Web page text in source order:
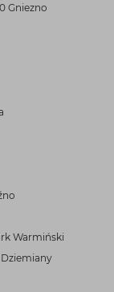
Gniezno
Warmiński